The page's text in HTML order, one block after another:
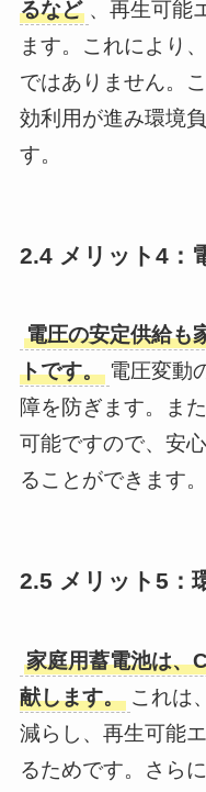
るなど 、再生可能
ます。これにより
ではありません。
効利用が進み環境
す。
2.4 メリット4：
電圧の安定供給も
トです。 電圧変動
障を防ぎます。ま
可能ですので、安
ることができます。
2.5 メリット5：
家庭用蓄電池は、
献します。 これは
減らし、再生可能
るためです。さら